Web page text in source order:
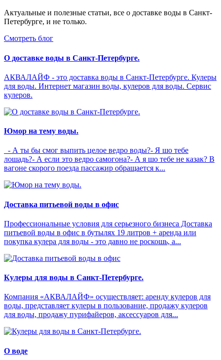
Актуальные и полезные статьи, все о доставке воды в Санкт-
Петербурге, и не только.
Смотреть блог
О доставке воды в Санкт-Петербурге.
АКВАЛАЙФ - это доставка воды в Санкт-Петербурге. Кулеры
для воды. Интернет магазин воды, кулеров для воды. Сервис
кулеров.
Юмор на тему воды.
- А ты бы смог выпить целое ведро воды?- Я шо тебе
лошадь?- А если это ведро самогона?- А я шо тебе не казак? В
вагоне скорого поезда пассажир обращается к...
Доставка питьевой воды в офис
Профессиональные условия для серьезного бизнеса Доставка
питьевой воды в офис в бутылях 19 литров + аренда или
покупка кулера для воды - это давно не роскошь, а...
Кулеры для воды в Санкт-Петербурге.
Компания «АКВАЛАЙФ» осуществляет: аренду кулеров для
воды, представляет кулеры в пользование, продажу кулеров
для воды, продажу пурифайеров, аксессуаров для...
О воде